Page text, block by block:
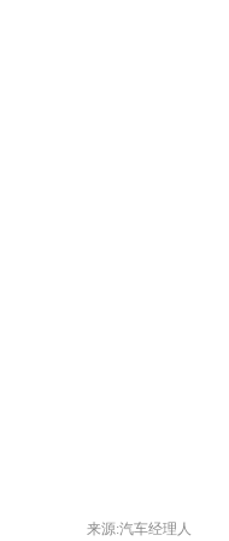
来源:汽车经理人